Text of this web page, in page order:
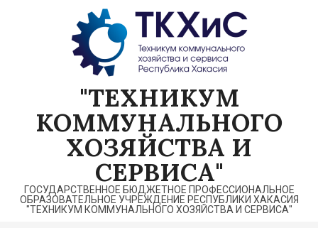
"ТЕХНИКУМ
КОММУНАЛЬНОГО
ХОЗЯЙСТВА И
СЕРВИСА"
ГОСУДАРСТВЕННОЕ БЮДЖЕТНОЕ ПРОФЕССИОНАЛЬНОЕ
ОБРАЗОВАТЕЛЬНОЕ УЧРЕЖДЕНИЕ РЕСПУБЛИКИ ХАКАСИЯ
"ТЕХНИКУМ КОММУНАЛЬНОГО ХОЗЯЙСТВА И СЕРВИСА"